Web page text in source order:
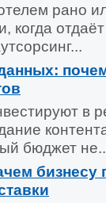
рано
когда
в
бюджет
бизнесу